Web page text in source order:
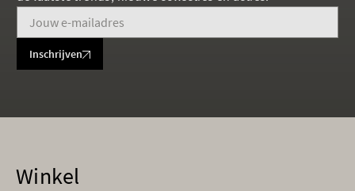
Inschrijven
Winkel